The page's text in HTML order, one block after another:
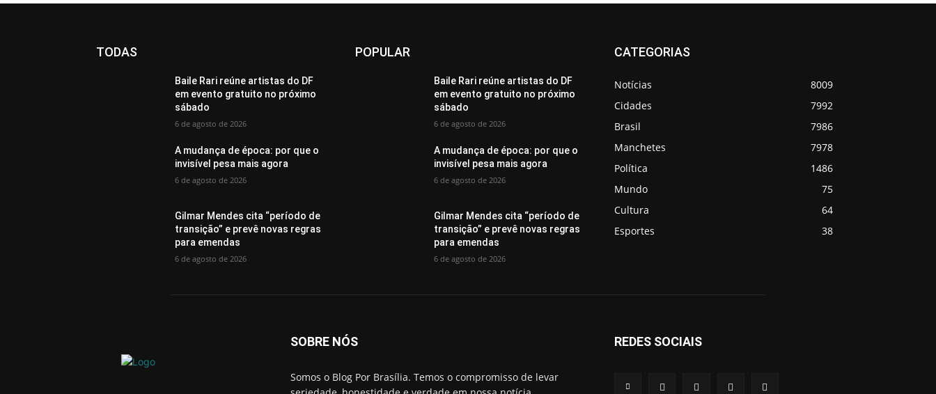
TODAS
Baile Rari reúne artistas do DF
em evento gratuito no próximo
sábado
6 de agosto de 2026
A mudança de época: por que o
invisível pesa mais agora
6 de agosto de 2026
Gilmar Mendes cita “período de
transição” e prevê novas regras
para emendas
6 de agosto de 2026
POPULAR
Baile Rari reúne artistas do DF
em evento gratuito no próximo
sábado
6 de agosto de 2026
A mudança de época: por que o
invisível pesa mais agora
6 de agosto de 2026
Gilmar Mendes cita “período de
transição” e prevê novas regras
para emendas
6 de agosto de 2026
CATEGORIAS
Notícias
8009
Cidades
7992
Brasil
7986
Manchetes
7978
Política
1486
Mundo
75
Cultura
64
Esportes
38
SOBRE NÓS
Somos o Blog Por Brasília. Temos o compromisso de levar
REDES SOCIAIS